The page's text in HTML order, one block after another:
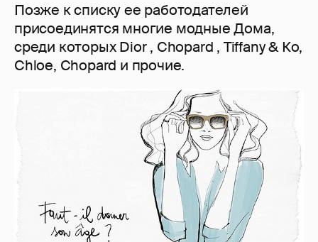
Позже к списку ее работодателей
присоединятся многие модные Дома,
среди которых Dior , Chopard , Tiffany & Ко,
Chloe, Chopard и прочие.